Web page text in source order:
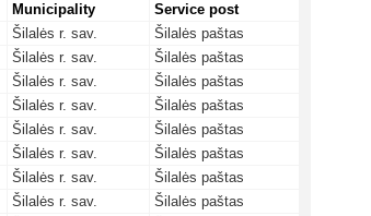
Municipality
Service post
Šilalės r. sav.
Šilalės paštas
Šilalės r. sav.
Šilalės paštas
Šilalės r. sav.
Šilalės paštas
Šilalės r. sav.
Šilalės paštas
Šilalės r. sav.
Šilalės paštas
Šilalės r. sav.
Šilalės paštas
Šilalės r. sav.
Šilalės paštas
Šilalės r. sav.
Šilalės paštas